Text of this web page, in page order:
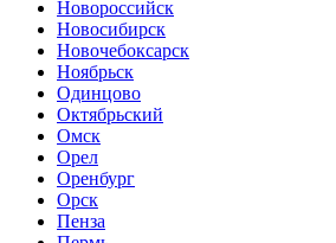
Новороссийск
Новосибирск
Новочебоксарск
Ноябрьск
Одинцово
Октябрьский
Омск
Орел
Оренбург
Орск
Пенза